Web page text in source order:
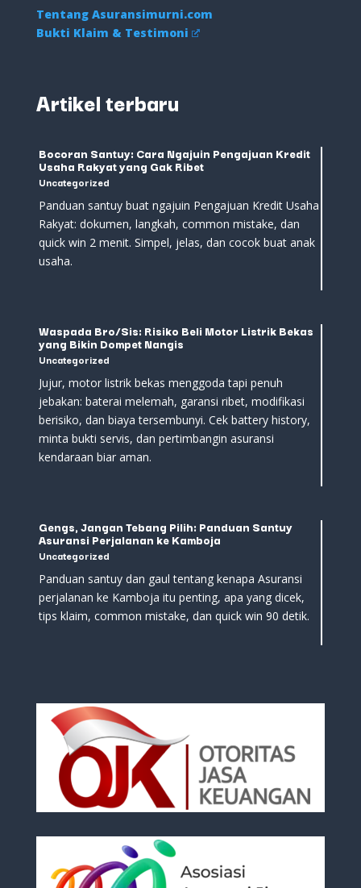
Tentang Asuransimurni.com
Bukti Klaim & Testimoni
Artikel terbaru
Bocoran Santuy: Cara Ngajuin Pengajuan Kredit
Usaha Rakyat yang Gak Ribet
Uncategorized
Panduan santuy buat ngajuin Pengajuan Kredit Usaha
Rakyat: dokumen, langkah, common mistake, dan
quick win 2 menit. Simpel, jelas, dan cocok buat anak
usaha.
Waspada Bro/Sis: Risiko Beli Motor Listrik Bekas
yang Bikin Dompet Nangis
Uncategorized
Jujur, motor listrik bekas menggoda tapi penuh
jebakan: baterai melemah, garansi ribet, modifikasi
berisiko, dan biaya tersembunyi. Cek battery history,
minta bukti servis, dan pertimbangin asuransi
kendaraan biar aman.
Gengs, Jangan Tebang Pilih: Panduan Santuy
Asuransi Perjalanan ke Kamboja
Uncategorized
Panduan santuy dan gaul tentang kenapa Asuransi
perjalanan ke Kamboja itu penting, apa yang dicek,
tips klaim, common mistake, dan quick win 90 detik.